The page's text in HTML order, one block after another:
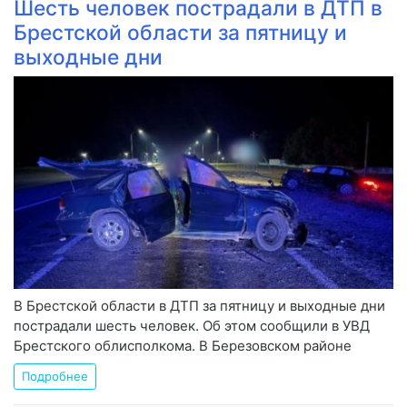
Шесть человек пострадали в ДТП в
Брестской области за пятницу и
выходные дни
В Брестской области в ДТП за пятницу и выходные дни
пострадали шесть человек. Об этом сообщили в УВД
Брестского облисполкома. В Березовском районе
Подробнее